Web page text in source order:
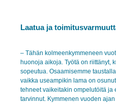
Laatua ja
– Tähän kolmeenkymmeneen
huonoja aikoja. Työtä onriittänyt,
sopeutua. Osaamisemme
vaikka useampikin lama on
tehneet vaikeitakinompelutöitä ja
tarvinnut. Kymmenen vuoden